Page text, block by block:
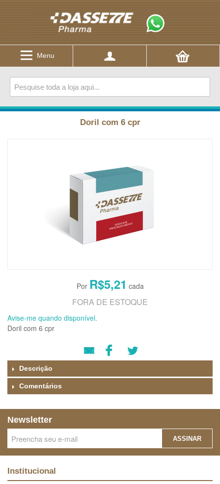
Menu
Doril com 6 cpr
R$5,21
FORA DE ESTOQUE
Avise-me quando disponível.
Doril com 6 cpr
Descrição
Comentários
Newsletter
ASSINAR
Institucional